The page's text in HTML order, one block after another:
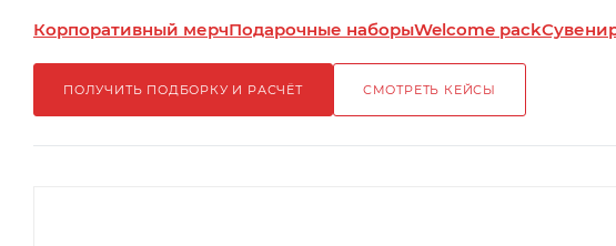
Корпоративный мерчПодарочные наборыWelcome pack
ПОЛУЧИТЬ ПОДБОРКУ И РАСЧЁТ СМОТРЕТЬ КЕЙСЫ